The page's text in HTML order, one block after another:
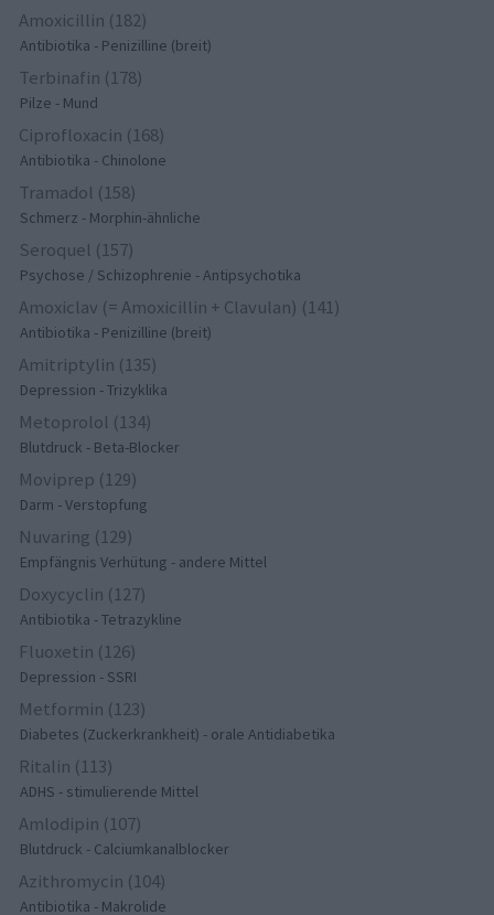
Amoxicillin (182)
Antibiotika - Penizilline (breit)
Terbinafin (178)
Pilze - Mund
Ciprofloxacin (168)
Antibiotika - Chinolone
Tramadol (158)
Schmerz - Morphin-ähnliche
Seroquel (157)
Psychose / Schizophrenie - Antipsychotika
Amoxiclav (= Amoxicillin + Clavulan) (141)
Antibiotika - Penizilline (breit)
Amitriptylin (135)
Depression - Trizyklika
Metoprolol (134)
Blutdruck - Beta-Blocker
Moviprep (129)
Darm - Verstopfung
Nuvaring (129)
Empfängnis Verhütung - andere Mittel
Doxycyclin (127)
Antibiotika - Tetrazykline
Fluoxetin (126)
Depression - SSRI
Metformin (123)
Diabetes (Zuckerkrankheit) - orale Antidiabetika
Ritalin (113)
ADHS - stimulierende Mittel
Amlodipin (107)
Blutdruck - Calciumkanalblocker
Azithromycin (104)
Antibiotika - Makrolide